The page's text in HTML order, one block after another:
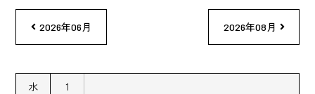
2026年06月 2026年08月
水
1